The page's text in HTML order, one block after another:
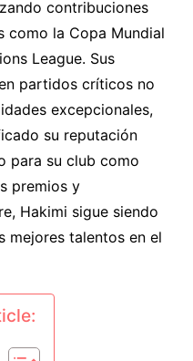
contribuciones
como la Copa Mundial
League. Sus
partidos críticos no
excepcionales,
su reputación
para su club como
premios y
Hakimi sigue siendo
mejores talentos en el